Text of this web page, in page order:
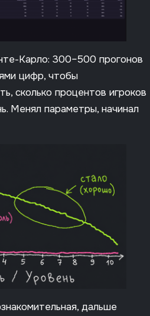
Карло: 300–500 прогонов
цифр, чтобы
сколько процентов игроков
Менял параметры, начинал
дальше